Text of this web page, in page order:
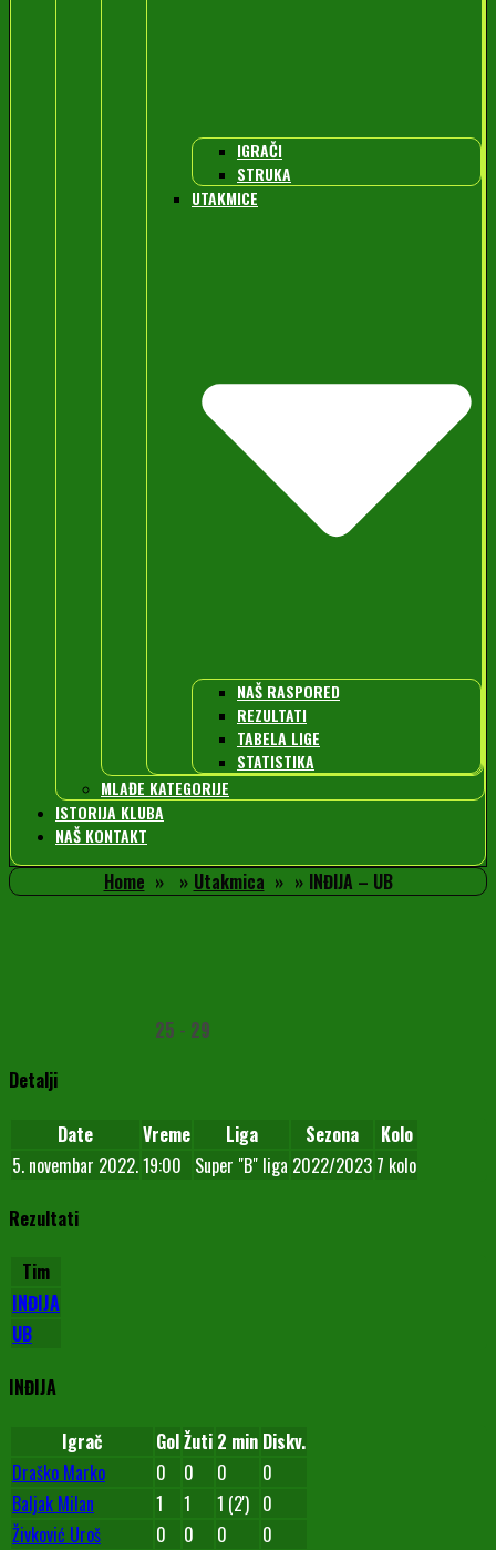
IGRAČI
STRUKA
UTAKMICE
NAŠ RASPORED
REZULTATI
TABELA LIGE
STATISTIKA
MLAĐE KATEGORIJE
ISTORIJA KLUBA
NAŠ KONTAKT
Home Utakmica INĐIJA – UB
25 - 29
Detalji
Date Vreme Liga Sezona
Kolo
5. novembar 2022.19:00 Super "B" liga 2022/2023 7 kolo
Rezultati
Tim
INĐIJA
UB
INĐIJA
Igrač GolŽuti 2 min Diskv.
Draško Marko
0 0 0
0
Baljak Milan
1 1 1 (2') 0
Živković Uroš
0 0 0
0